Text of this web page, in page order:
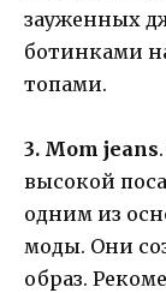
зауженных
ботинками
топами.
3. Mom jeans
высокой
одним из
моды. Они
образ.